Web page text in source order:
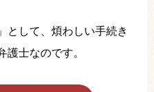
として、煩わしい手続き
護士なのです。